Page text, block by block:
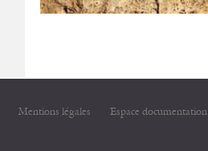
Mentions légales Espace documentation